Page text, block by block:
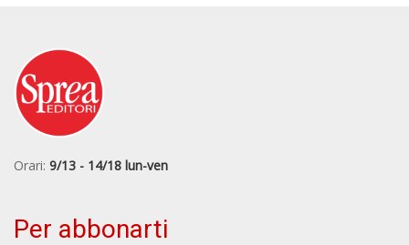
Orari: 9/13 - 14/18 lun-ven
Per abbonarti